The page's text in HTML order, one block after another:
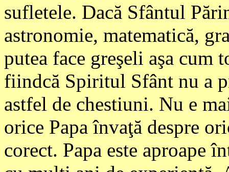
sufletele. Dacă Sfântul
astronomie, matematică,
putea face greşeli aşa cum
fiindcă Spiritul Sfânt nu a
astfel de chestiuni. Nu e
orice Papa învaţă despre
corect. Papa este aproape